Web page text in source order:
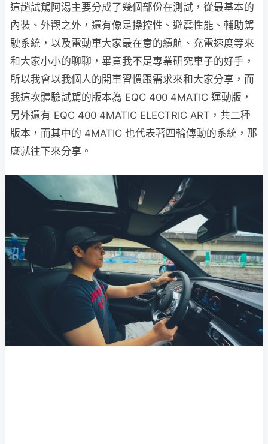
這趟試駕阿湯主要分成了幾個部份在測試，從最基本的
內裝、外觀之外，還有像是操控性、避震性能、輔助駕
駛系統，以及電動車大家最在意的續航、充電速度等來
和大家小小的聊聊，畢竟我不是專業研究車子的好手，
所以我會以我個人的開車習慣跟需求來和大家分享，而
我這次體驗試駕的版本為 EQC 400 4MATIC 運動版，
另外還有 EQC 400 4MATIC ELECTRIC ART，共二種
版本，而其中的 4MATIC 也代表著四輪傳動的系統，那
麼就往下來分享。